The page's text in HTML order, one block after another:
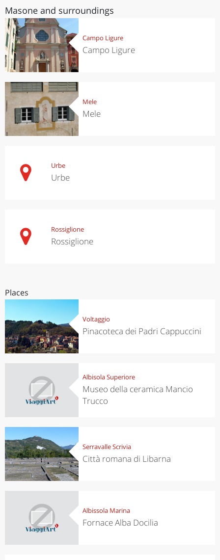
Masone and surroundings
Campo Ligure
Campo Ligure
Mele
Mele
Urbe
Urbe
Rossiglione
Rossiglione
Places
Voltaggio
Pinacoteca dei Padri Cappuccini
Albisola Superiore
Museo della ceramica Mancio
Trucco
Serravalle Scrivia
Città romana di Libarna
Albissola Marina
Fornace Alba Docilia